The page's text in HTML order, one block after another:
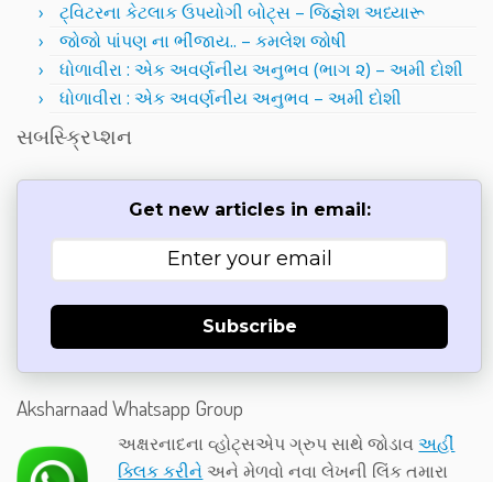
ટ્વિટરના કેટલાક ઉપયોગી બોટ્સ – જિજ્ઞેશ અધ્યારૂ
જોજો પાંપણ ના ભીંજાય.. – કમલેશ જોષી
ધોળાવીરા : એક અવર્ણનીય અનુભવ (ભાગ ૨) – અમી દોશી
ધોળાવીરા : એક અવર્ણનીય અનુભવ – અમી દોશી
સબસ્ક્રિપ્શન
Get new articles in email:
Subscribe
Aksharnaad Whatsapp Group
અક્ષરનાદના વ્હોટ્સએપ ગ્રુપ સાથે જોડાવઅહીં
ક્લિક કરીને અને મેળવો નવા લેખની લિંક તમારા